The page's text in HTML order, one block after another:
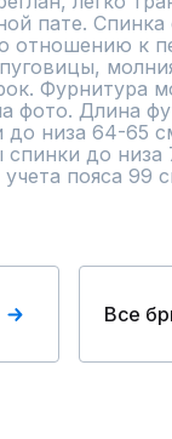
пате.
отношению к
Фурнитура
фото. Длина
до низа 64-65
спинки до
пояса 99
Все